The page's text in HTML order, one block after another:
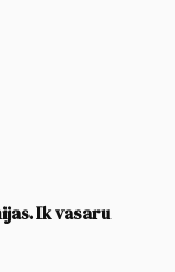
Ik vasaru